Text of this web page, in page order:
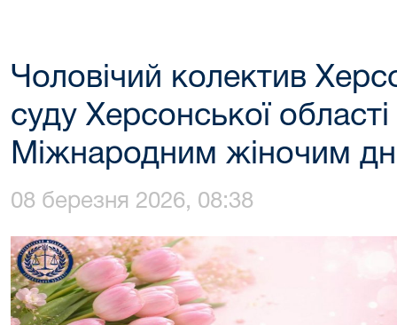
Чоловічий колектив
суду Херсонської області
Міжнародним жіночим
08 березня 2026, 08:38